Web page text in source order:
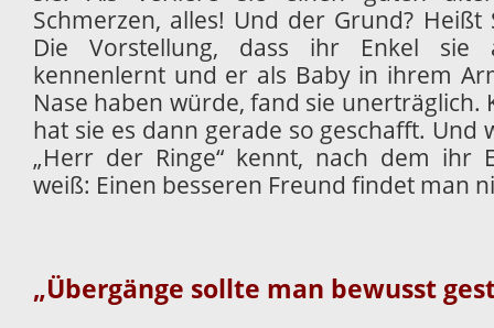
Schmerzen, alles! Und der Grund?
Die Vorstellung, dass ihr Enkel sie
kennenlernt und er als Baby in ihrem
Nase haben würde, fand sie unerträglich.
hat sie es dann gerade so geschafft. Und
„Herr der Ringe“ kennt, nach dem ihr
weiß: Einen besseren Freund findet man
„Übergänge sollte man bewusst